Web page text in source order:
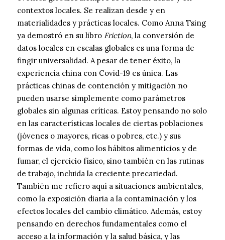
contextos locales. Se realizan desde y en
materialidades y prácticas locales. Como Anna Tsing
ya demostró en su libro Friction, la conversión de
datos locales en escalas globales es una forma de
fingir universalidad. A pesar de tener éxito, la
experiencia china con Covid-19 es única. Las
prácticas chinas de contención y mitigación no
pueden usarse simplemente como parámetros
globales sin algunas críticas. Estoy pensando no solo
en las características locales de ciertas poblaciones
(jóvenes o mayores, ricas o pobres, etc.) y sus
formas de vida, como los hábitos alimenticios y de
fumar, el ejercicio físico, sino también en las rutinas
de trabajo, incluida la creciente precariedad.
También me refiero aquí a situaciones ambientales,
como la exposición diaria a la contaminación y los
efectos locales del cambio climático. Además, estoy
pensando en derechos fundamentales como el
acceso a la información y la salud básica, y las